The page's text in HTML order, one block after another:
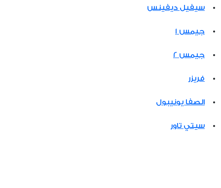
سيفيل ديفينس
جيمس 1
جيمس 2
فريزر
الصفا يونيبول
سيتي تاور